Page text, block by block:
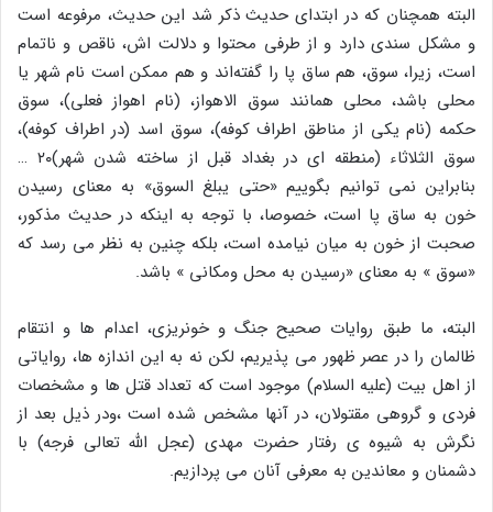
البته همچنان که در ابتدای حدیث ذکر شد این حدیث، مرفوعه است
و مشکل سندی دارد و از طرفی محتوا و دلالت اش، ناقص و ناتمام
است، زیرا، سوق، هم ساق پا را گفته‌اند و هم ممکن است نام شهر یا
محلی باشد، محلی همانند سوق الاهواز، (نام اهواز فعلی)، سوق
حکمه (نام یکی از مناطق اطراف کوفه)، سوق اسد (در اطراف کوفه)،
سوق الثلاثاء (منطقه ای در بغداد قبل از ساخته شدن شهر)۲۰ …
بنابراین نمی توانیم بگوییم «حتی یبلغ السوق» به معنای رسیدن
خون به ساق پا است، خصوصا، با توجه به اینکه در حدیث مذکور،
صحبت از خون به میان نیامده است، بلکه چنین به نظر می رسد که
«سوق » به معنای «رسیدن به محل ومکانی » باشد.
البته، ما طبق روایات صحیح جنگ و خونریزی، اعدام ها و انتقام
ظالمان را در عصر ظهور می پذیریم، لکن نه به این اندازه ها، روایاتی
از اهل بیت (علیه السلام) موجود است که تعداد قتل ها و مشخصات
فردی و گروهی مقتولان‌، در آنها مشخص شده است ،ودر ذیل بعد از
نگرش به شیوه ی رفتار حضرت مهدی (عجل الله تعالی فرجه) با
دشمنان و معاندین به معرفی آنان می پردازیم.